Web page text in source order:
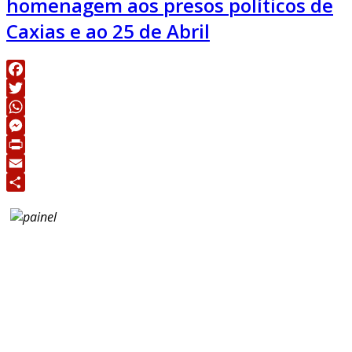
Caxias e ao 25 de Abril
Facebook
Twitter
WhatsApp
Messenger
Print
Email